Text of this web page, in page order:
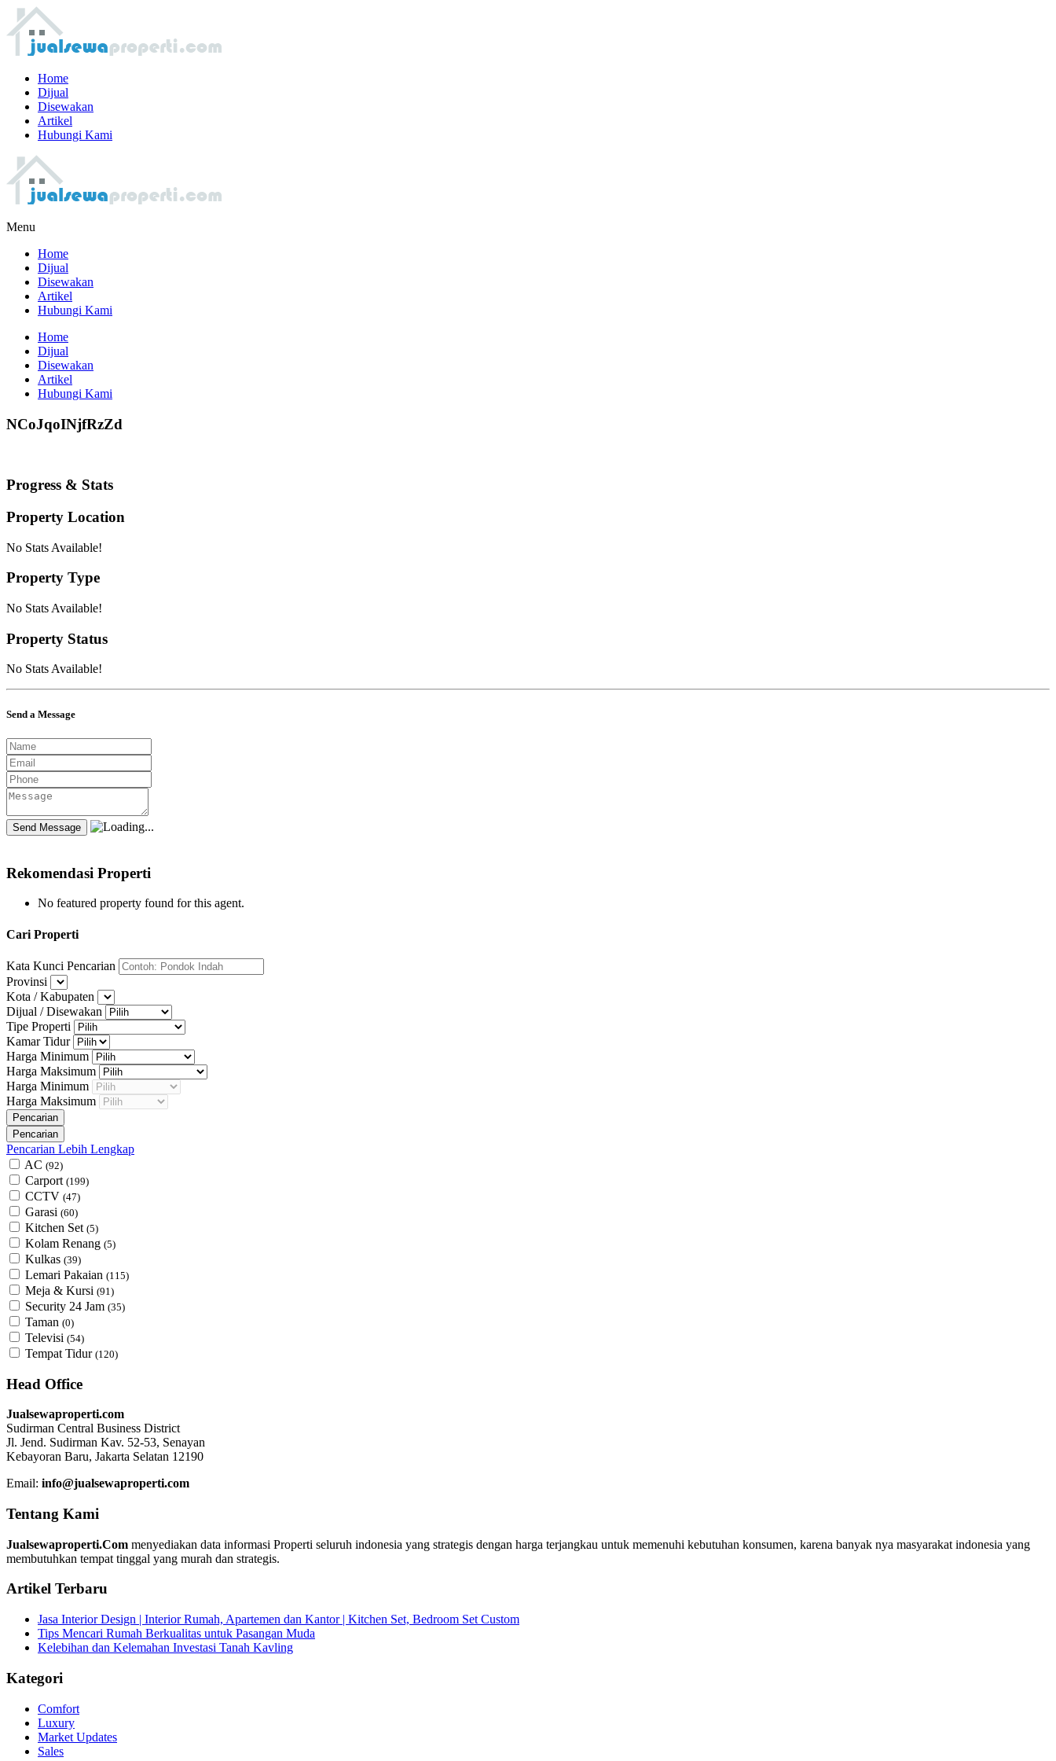
Home
Dijual
Disewakan
Artikel
Hubungi Kami
Menu
Home
Dijual
Disewakan
Artikel
Hubungi Kami
Home
Dijual
Disewakan
Artikel
Hubungi Kami
NCoJqoINjfRzZd
Progress & Stats
Property Location
No Stats Available!
Property Type
No Stats Available!
Property Status
No Stats Available!
Send a Message
Rekomendasi Properti
No featured property found for this agent.
Cari Properti
Kata Kunci Pencarian
Provinsi
Kota / Kabupaten
Dijual / Disewakan
Tipe Properti
Kamar Tidur
Harga Minimum
Harga Maksimum
Harga Minimum
Harga Maksimum
Pencarian Lebih Lengkap
AC (92)
Carport (199)
CCTV (47)
Garasi (60)
Kitchen Set (5)
Kolam Renang (5)
Kulkas (39)
Lemari Pakaian (115)
Meja & Kursi (91)
Security 24 Jam (35)
Taman (0)
Televisi (54)
Tempat Tidur (120)
Head Office
Jualsewaproperti.com
Sudirman Central Business District
Jl. Jend. Sudirman Kav. 52-53, Senayan
Kebayoran Baru, Jakarta Selatan 12190
Email: info@jualsewaproperti.com
Tentang Kami
Jualsewaproperti.Com menyediakan data informasi Properti seluruh indonesia yang strategis dengan harga terjangkau untuk memenuhi kebutuhan konsumen, karena banyak nya masyarakat indonesia yang
membutuhkan tempat tinggal yang murah dan strategis.
Artikel Terbaru
Jasa Interior Design | Interior Rumah, Apartemen dan Kantor | Kitchen Set, Bedroom Set Custom
Tips Mencari Rumah Berkualitas untuk Pasangan Muda
Kelebihan dan Kelemahan Investasi Tanah Kavling
Kategori
Comfort
Luxury
Market Updates
Sales